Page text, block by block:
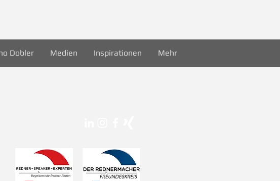
Dobler Medien Inspirationen Mehr